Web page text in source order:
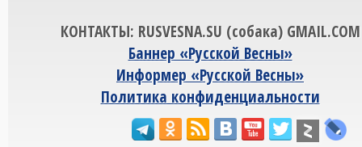
КОНТАКТЫ: RUSVESNA.SU (собака) GMAIL.COM
Баннер «Русской Весны»
Информер «Русской Весны»
Политика конфиденциальности